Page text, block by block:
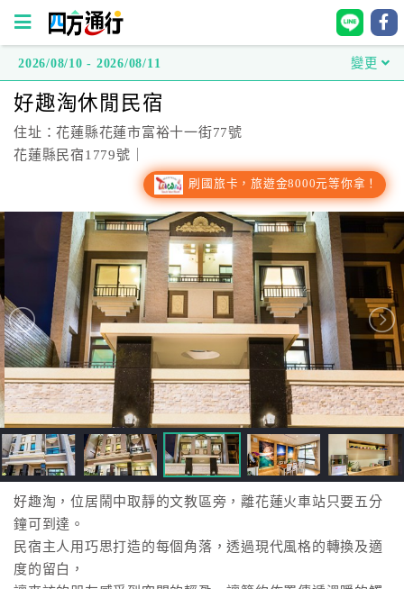
方
通
行
房
直
接
跟
飯
店
訂
房
HOT
2026/08/10 - 2026/08/11 變更
好趣淘休閒民宿
住址：花蓮縣花蓮市富裕十一街77號
花蓮縣民宿1779號｜
刷國旅卡，旅遊金8000元等你拿！
好趣淘，位居鬧中取靜的文教區旁，離花蓮火車站只要五分
鐘可到達。
民宿主人用巧思打造的每個角落，透過現代風格的轉換及適
度的留白，